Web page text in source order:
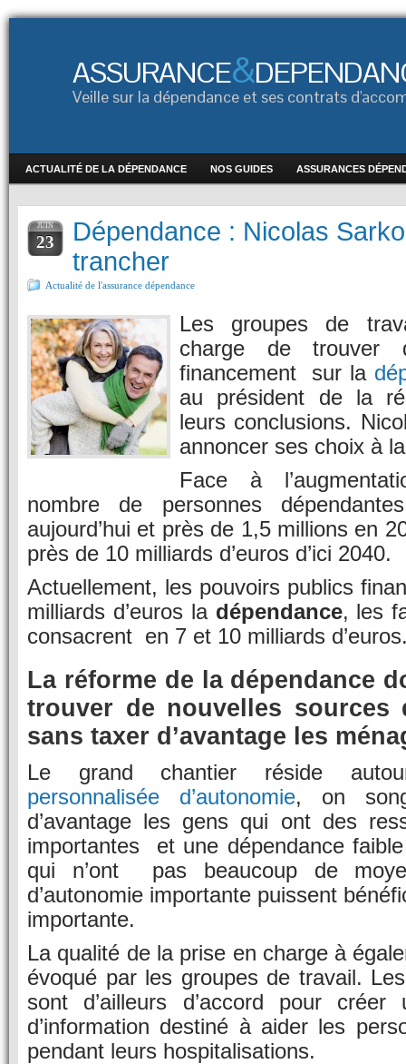
ASSURANCE&
Veille sur la dépendance et ses contrats
ACTUALITÉ DE LA DÉPENDANCE NOS GUIDES ASSURANCES
JUIN
23
Dépendance : Nicolas
trancher
Actualité de l'assurance dépendance
Les groupes de
charge de trouver
financement sur la
au président de la
leurs conclusions.
annoncer ses choix à
Face à
nombre de personnes
aujourd’hui et près de 1,5 millions en
près de 10 milliards d’euros d’ici 2040.
Actuellement, les pouvoirs publics
milliards d’euros la dépendance, les
consacrent en 7 et 10 milliards
La réforme de la dépendance
trouver de nouvelles sources
sans taxer d’avantage les
Le grand chantier réside
personnalisée d’autonomie, on
d’avantage les gens qui ont des
importantes et une dépendance
qui n’ont pas beaucoup de
d’autonomie importante puissent
importante.
La qualité de la prise en charge à
évoqué par les groupes de travail.
sont d’ailleurs d’accord pour créer
d’information destiné à aider les
pendant leurs hospitalisations.